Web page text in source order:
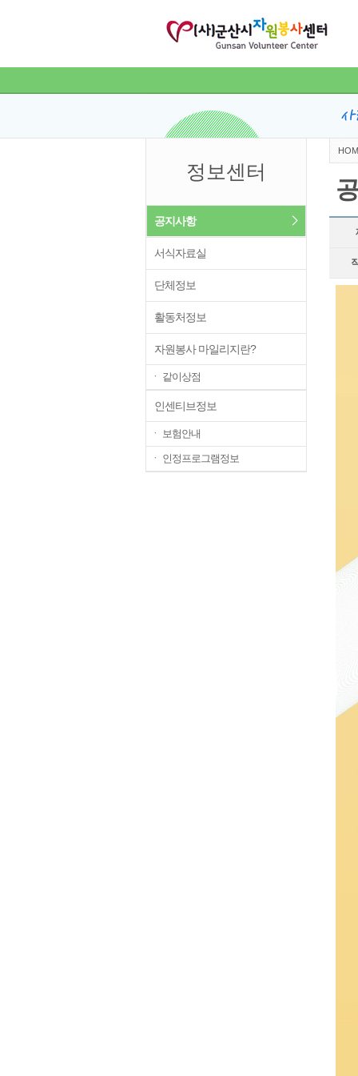
정보센터
공지사항
서식자료실
단체정보
활동처정보
자원봉사 마일리지란?
ㆍ 같이상점
인센티브정보
ㆍ 보험안내
ㆍ 인정프로그램정보